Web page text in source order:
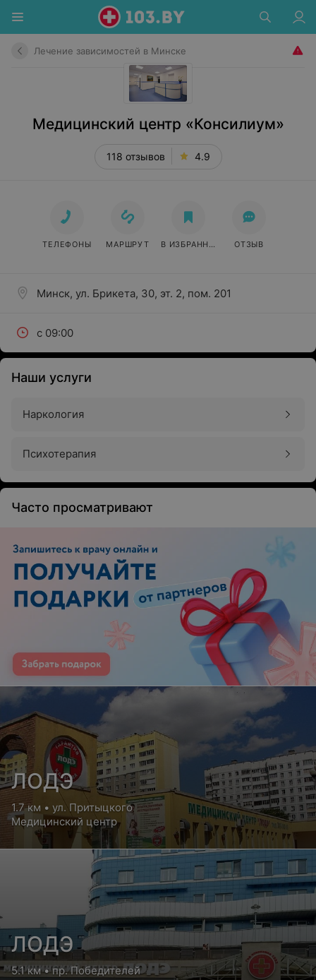
Лечение зависимостей в Минске
Медицинский центр «Консилиум»
118 отзывов 4.9
Минск, ул. Брикета, 30, эт. 2, пом. 201
с 09:00
ТЕЛЕФОНЫ МАРШРУТ В ИЗБРАННОЕ ОТЗЫВ
Наши услуги
Наркология
Психотерапия
Часто просматривают
ЛОДЭ
1.7 км • ул. Притыцкого
Медицинский центр
ЛОДЭ
5.1 км • пр. Победителей